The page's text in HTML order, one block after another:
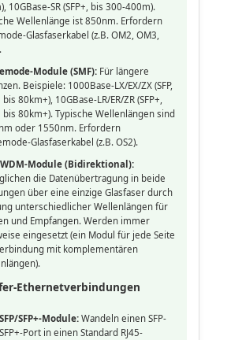
10GBase-SR (SFP+, bis 300-400m).
Wellenlänge ist 850nm. Erfordern
Glasfaserkabel (z.B. OM2, OM3,
Module (SMF): Für längere
Beispiele: 1000Base-LX/EX/ZX (SFP,
80km+), 10GBase-LR/ER/ZR (SFP+,
bis 80km+). Typische Wellenlängen sind
oder 1550nm. Erfordern
Glasfaserkabel (z.B. OS2).
Module (Bidirektional):
die Datenübertragung in beide
über eine einzige Glasfaser durch
unterschiedlicher Wellenlängen für
und Empfangen. Werden immer
eingesetzt (ein Modul für jede Seite
mit komplementären
Ethernetverbindungen
SFP+-Module: Wandeln einen SFP-
Port in einen Standard RJ45-